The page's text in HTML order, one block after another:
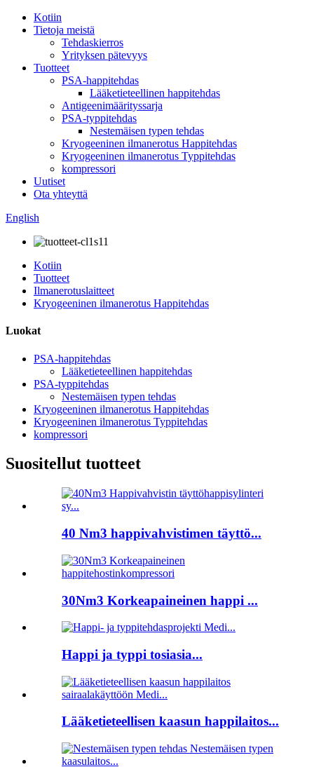
Kotiin
Tietoja meistä
Tehdaskierros
Yrityksen pätevyys
Tuotteet
PSA-happitehdas
Lääketieteellinen happitehdas
Antigeenimäärityssarja
PSA-typpitehdas
Nestemäisen typen tehdas
Kryogeeninen ilmanerotus Happitehdas
Kryogeeninen ilmanerotus Typpitehdas
kompressori
Uutiset
Ota yhteyttä
English
Kotiin
Tuotteet
Ilmanerotuslaitteet
Kryogeeninen ilmanerotus Happitehdas
Luokat
PSA-happitehdas
Lääketieteellinen happitehdas
PSA-typpitehdas
Nestemäisen typen tehdas
Kryogeeninen ilmanerotus Happitehdas
Kryogeeninen ilmanerotus Typpitehdas
kompressori
Suositellut tuotteet
40 Nm3 happivahvistimen täyttö...
30Nm3 Korkeapaineinen happi ...
Happi ja typpi tosiasia...
Lääketieteellisen kaasun happilaitos...